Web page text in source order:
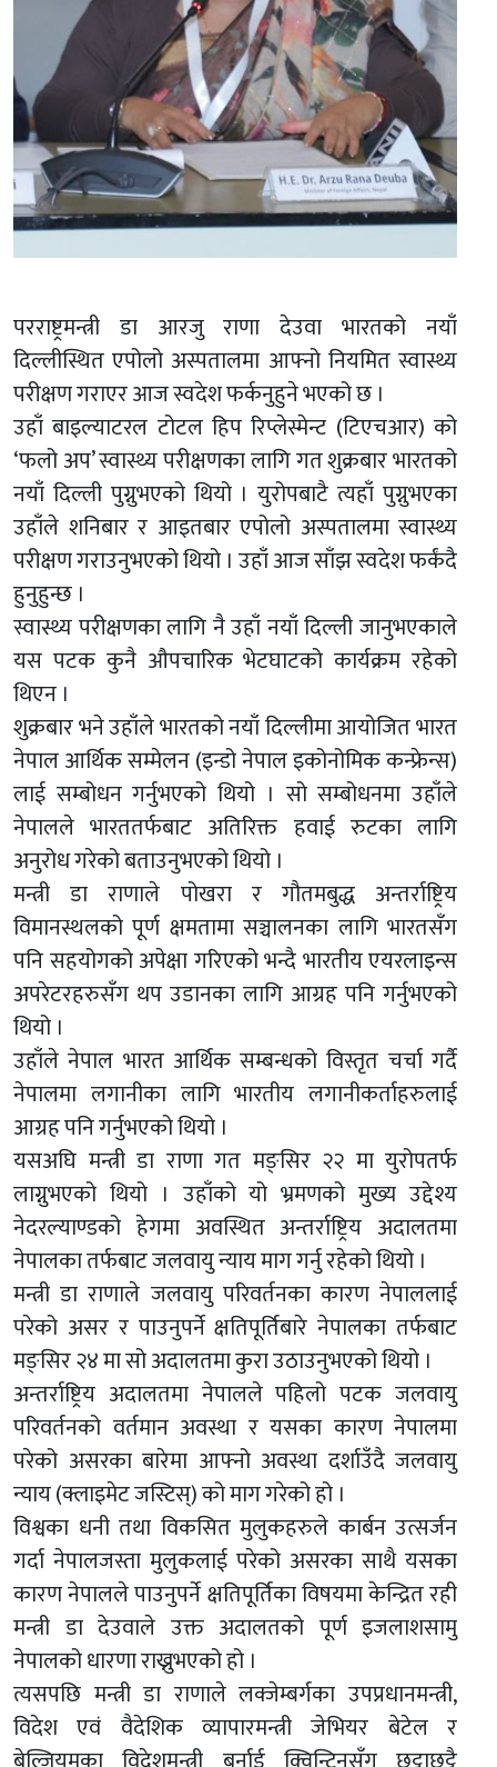
परराष्ट्रमन्त्री डा आरजु राणा देउवा भारतको नयाँ
दिल्लीस्थित एपोलो अस्पतालमा आफ्नो नियमित स्वास्थ्य
परीक्षण गराएर आज स्वदेश फर्कनुहुने भएको छ ।
उहाँ बाइल्याटरल टोटल हिप रिप्लेस्मेन्ट (टिएचआर) को
‘फलो अप’ स्वास्थ्य परीक्षणका लागि गत शुक्रबार भारतको
नयाँ दिल्ली पुग्नुभएको थियो । युरोपबाटै त्यहाँ पुग्नुभएका
उहाँले शनिबार र आइतबार एपोलो अस्पतालमा स्वास्थ्य
परीक्षण गराउनुभएको थियो । उहाँ आज साँझ स्वदेश फर्कंदै
हुनुहुन्छ ।
स्वास्थ्य परीक्षणका लागि नै उहाँ नयाँ दिल्ली जानुभएकाले
यस पटक कुनै औपचारिक भेटघाटको कार्यक्रम रहेको
थिएन ।
शुक्रबार भने उहाँले भारतको नयाँ दिल्लीमा आयोजित भारत
नेपाल आर्थिक सम्मेलन (इन्डो नेपाल इकोनोमिक कन्फ्रेन्स)
लाई सम्बोधन गर्नुभएको थियो । सो सम्बोधनमा उहाँले
नेपालले भारततर्फबाट अतिरिक्त हवाई रुटका लागि
अनुरोध गरेको बताउनुभएको थियो ।
मन्त्री डा राणाले पोखरा र गौतमबुद्ध अन्तर्राष्ट्रिय
विमानस्थलको पूर्ण क्षमतामा सञ्चालनका लागि भारतसँग
पनि सहयोगको अपेक्षा गरिएको भन्दै भारतीय एयरलाइन्स
अपरेटरहरुसँग थप उडानका लागि आग्रह पनि गर्नुभएको
थियो ।
उहाँले नेपाल भारत आर्थिक सम्बन्धको विस्तृत चर्चा गर्दै
नेपालमा लगानीका लागि भारतीय लगानीकर्ताहरुलाई
आग्रह पनि गर्नुभएको थियो ।
यसअघि मन्त्री डा राणा गत मङ्सिर २२ मा युरोपतर्फ
लाग्नुभएको थियो । उहाँको यो भ्रमणको मुख्य उद्देश्य
नेदरल्याण्डको हेगमा अवस्थित अन्तर्राष्ट्रिय अदालतमा
नेपालका तर्फबाट जलवायु न्याय माग गर्नु रहेको थियो ।
मन्त्री डा राणाले जलवायु परिवर्तनका कारण नेपाललाई
परेको असर र पाउनुपर्ने क्षतिपूर्तिबारे नेपालका तर्फबाट
मङ्सिर २४ मा सो अदालतमा कुरा उठाउनुभएको थियो ।
अन्तर्राष्ट्रिय अदालतमा नेपालले पहिलो पटक जलवायु
परिवर्तनको वर्तमान अवस्था र यसका कारण नेपालमा
परेको असरका बारेमा आफ्नो अवस्था दर्शाउँदै जलवायु
न्याय (क्लाइमेट जस्टिस्) को माग गरेको हो ।
विश्वका धनी तथा विकसित मुलुकहरुले कार्बन उत्सर्जन
गर्दा नेपालजस्ता मुलुकलाई परेको असरका साथै यसका
कारण नेपालले पाउनुपर्ने क्षतिपूर्तिका विषयमा केन्द्रित रही
मन्त्री डा देउवाले उक्त अदालतको पूर्ण इजलाशसामु
नेपालको धारणा राख्नुभएको हो ।
त्यसपछि मन्त्री डा राणाले लक्जेम्बर्गका उपप्रधानमन्त्री,
विदेश एवं वैदेशिक व्यापारमन्त्री जेभियर बेटेल र